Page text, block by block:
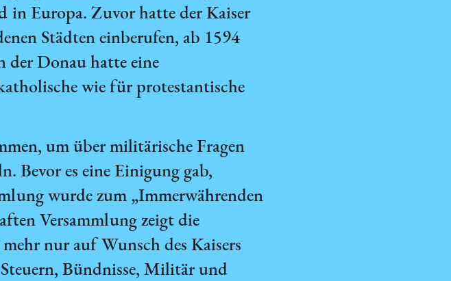
in Europa. Zuvor hatte der Kaiser
Städten einberufen, ab 1594
der Donau hatte eine
wie für protestantische
um über militärische Fragen
Bevor es eine Einigung gab,
wurde zum „Immerwährenden
Versammlung zeigt die
nur auf Wunsch des Kaisers
Bündnisse, Militär und